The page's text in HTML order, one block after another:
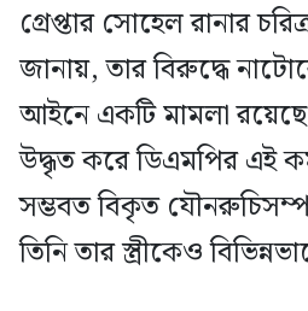
গ্রেপ্তার সোহেল রানার
জানায়, তার বিরুদ্ধে
আইনে একটি মামলা রয়েছে।
উদ্ধৃত করে ডিএমপির এই
সম্ভবত বিকৃত
তিনি তার স্ত্রীকেও